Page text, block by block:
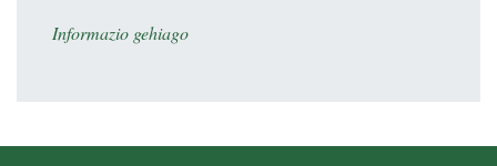
Informazio gehiago